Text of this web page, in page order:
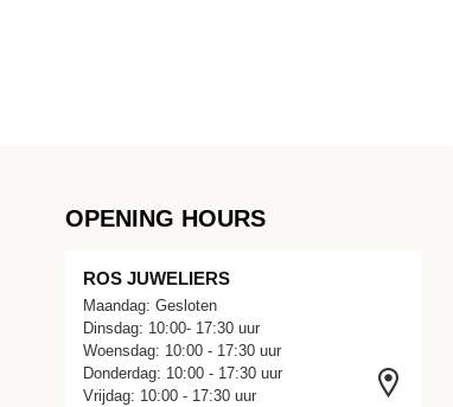
OPENING HOURS
ROS JUWELIERS
Maandag: Gesloten
Dinsdag: 10:00- 17:30 uur
Woensdag: 10:00 - 17:30 uur
Donderdag: 10:00 - 17:30 uur
Vrijdag: 10:00 - 17:30 uur